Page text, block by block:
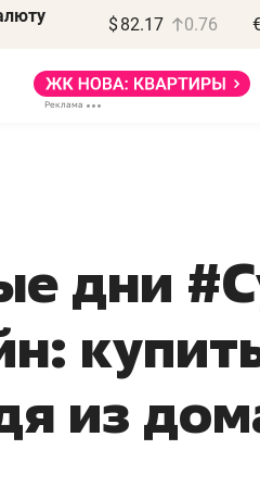
$ 82.17 0.76
дни
из
Василь Мазитов
МАРТ
«Не зная местных
правил, бизнес может
потерять минимум
полгода»